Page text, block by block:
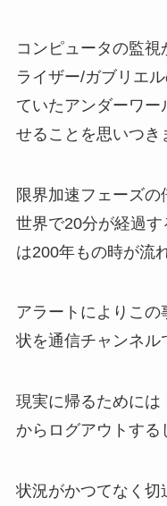
コンピュータの監視
ライザー/ガブリエ
ていたアンダーワー
せることを思いつき
限界加速フェーズ
世界で20分が経過
は200年もの時が流
アラートによりこ
状を通信チャンネル
現実に帰るために
からログアウトする
状況がかつてなく切